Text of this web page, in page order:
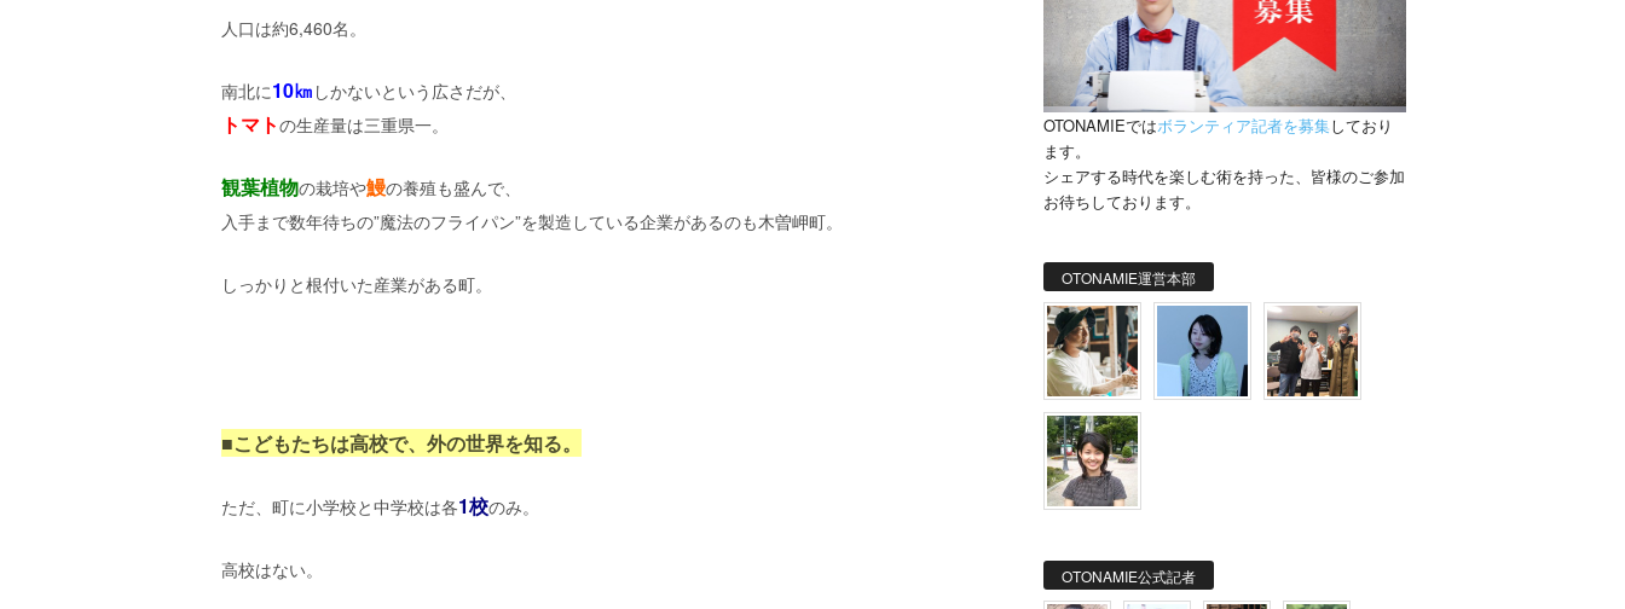
人口は約6,460名。
南北に10㎞ しかないという広さだが、
トマトの生産量は三重県一。
観葉植物の栽培や鰻の養殖も盛んで、
入手まで数年待ちの”魔法のフライパン”を製造している企業があるのも木曽岬町。
しっかりと根付いた産業がある町。
■こどもたちは高校で、外の世界を知る。
ただ、町に小学校と中学校は各1校のみ。
高校はない。
OTONAMIEではボランティア記者を募集しており
ます。
シェアする時代を楽しむ術を持った、皆様のご参加
お待ちしております。
OTONAMIE運営本部
OTONAMIE公式記者